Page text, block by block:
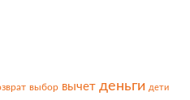
выбор вычет деньги дети